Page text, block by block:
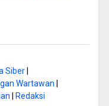
Siber|
Wartawan
Redaksi